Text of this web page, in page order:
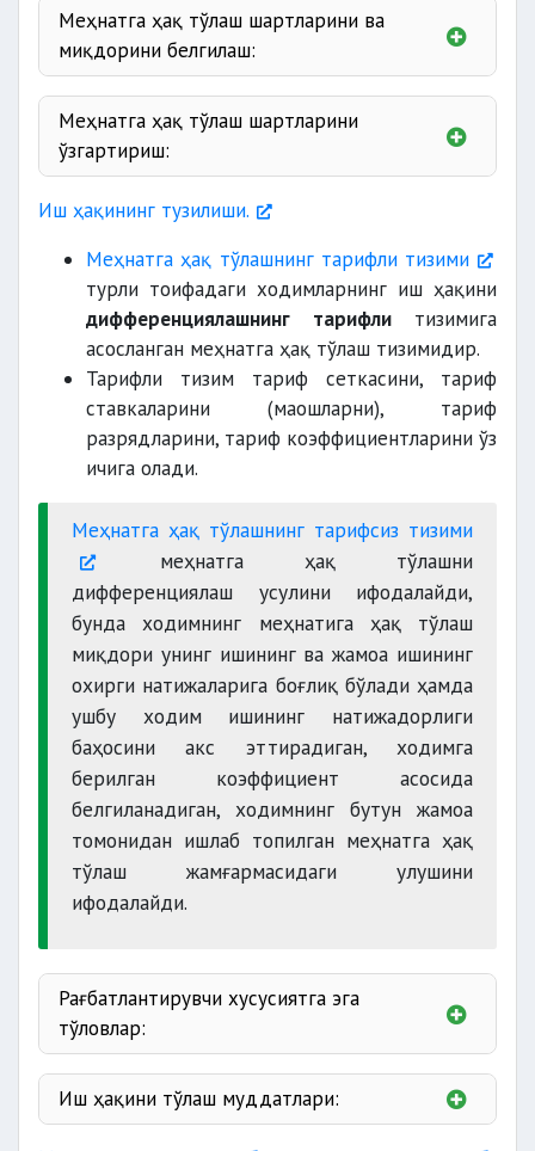
Меҳнатга ҳақ тўлаш шартларини ва
миқдорини белгилаш:
Меҳнатга ҳақ тўлаш миқдори бирор-бир
Меҳнатга ҳақ тўлаш шартларини
ўзгартириш:
Меҳнатга ҳақ тўлаш шартлари
ташкил этишда ўзгаришлар юз берганда
қонунчиликка мувофиқ
Иш ҳақининг тузилиши.
Меҳнатга ҳақ тўлашнинг тарифли тизими
турли тоифадаги ходимларнинг иш ҳақини
дифференциялашнинг тарифли тизимига
асосланган меҳнатга ҳақ тўлаш тизимидир.
Тарифли тизим тариф сеткасини, тариф
ставкаларини (маошларни), тариф
разрядларини, тариф коэффициентларини ўз
ичига олади.
Меҳнатга ҳақ тўлашнинг тарифсиз тизими
меҳнатга ҳақ тўлашни
дифференциялаш усулини ифодалайди,
бунда ходимнинг меҳнатига ҳақ тўлаш
миқдори унинг ишининг ва жамоа ишининг
охирги натижаларига боғлиқ бўлади ҳамда
ушбу ходим ишининг натижадорлиги
баҳосини акс эттирадиган, ходимга
берилган коэффициент асосида
белгиланадиган, ходимнинг бутун жамоа
томонидан ишлаб топилган меҳнатга ҳақ
тўлаш жамғармасидаги улушини
ифодалайди.
Рағбатлантирувчи хусусиятга эга
тўловлар:
юксак
Иш ҳақини тўлаш муддатлари: